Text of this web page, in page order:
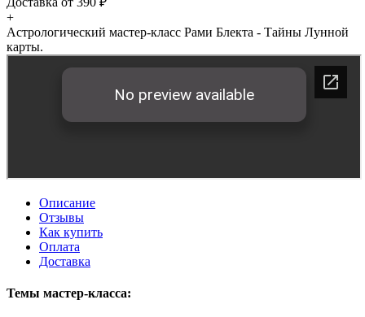
+
Астрологический мастер-класс Рами Блекта - Тайны Лунной
карты.
Описание
Отзывы
Как купить
Оплата
Доставка
Темы мастер-класса: